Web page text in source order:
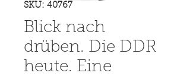
SKU: 40767
Blick nach
drüben. Die DDR
heute. Eine